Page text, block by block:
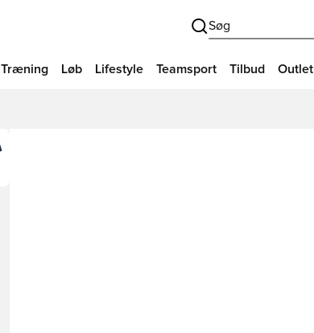
Søg
Træning Løb Lifestyle Teamsport Tilbud Outlet